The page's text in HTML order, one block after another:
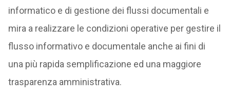
informatico e di gestione dei flussi documentali e
mira a realizzare le condizioni operative per gestire il
flusso informativo e documentale anche ai fini di
una più rapida semplificazione ed una maggiore
trasparenza amministrativa.